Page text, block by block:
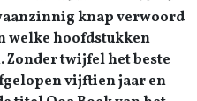
knap verwoord
welke hoofdstukken
Zonder twijfel het beste
vijftien jaar en